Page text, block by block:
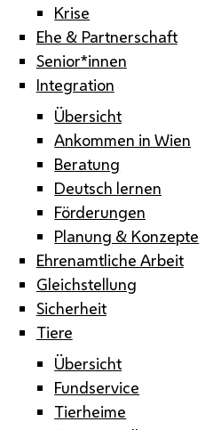
Krise
Ehe & Partnerschaft
Senior*innen
Integration
Übersicht
Ankommen in Wien
Beratung
Deutsch lernen
Förderungen
Planung & Konzepte
Ehrenamtliche Arbeit
Gleichstellung
Sicherheit
Tiere
Übersicht
Fundservice
Tierheime